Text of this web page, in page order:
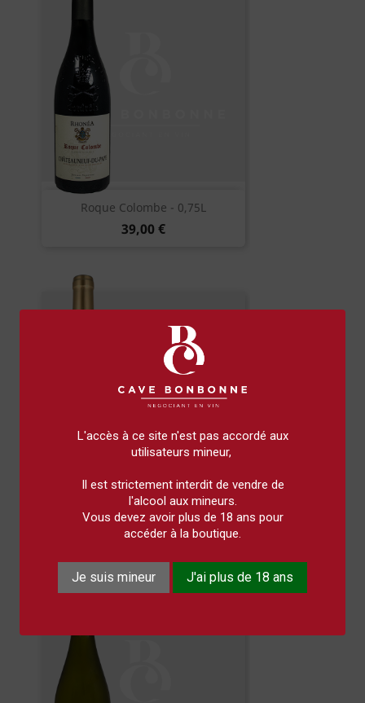
L'accès à ce site n'est pas accordé aux
utilisateurs mineur,
Il est strictement interdit de vendre de
l'alcool aux mineurs.
Vous devez avoir plus de 18 ans pour
accéder à la boutique.
Je suis mineur J'ai plus de 18 ans
Roque Colombe - 0,75L
39,00 €
Derrière La Fontaine - 0,75L
11,50 €